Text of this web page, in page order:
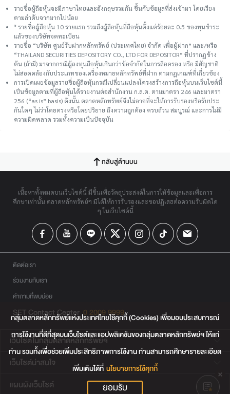
รายชื่อผู้ถือหุ้นจะมีภาษาไทยและอังกฤษรวมกัน ขึ้นกับข้อมูลที่ส่งเข้ามา โดยเรียง
ตามลำดับจากมากไปน้อย
* รายชื่อผู้ถือหุ้น 10 รายแรก รวมถึงผู้ถือหุ้นที่ถือหุ้นตั้งแต่ร้อยละ 0.5 ของทุนชําระ
แล้วของบริษัทจดทะเบียน
รายชื่อ “บริษัท ศูนย์รับฝากหลักทรัพย์ (ประเทศไทย) จำกัด เพื่อผู้ฝาก” และ/หรือ
“THAILAND SECURITIES DEPOSITORY CO., LTD FOR DEPOSITOR” ที่ปรากฏข้าง
ต้น (ถ้ามี) มาจากกรณีผู้ลงทุนถือหุ้นเกินกว่าข้อจำกัดในการถือครอง หรือ มีสัญชาติ
ไม่สอดคล้องกับประเภทของเครื่องหมายหลักทรัพย์ที่ฝาก ตามกฎเกณฑ์ที่เกี่ยวข้อง
การเปิดเผยข้อมูลรายชื่อผู้ถือหุ้นกรณีเปลี่ยนแปลงโครงสร้างการถือหุ้นบนเว็บไซต์นี้
เป็นข้อมูลตามที่ผู้ถือหุ้นได้รายงานต่อสำนักงาน ก.ล.ต. ตามมาตรา 246 และมาตรา
256 (“as is” basis) ดังนั้น ตลาดหลักทรัพย์จึงไม่อาจที่จะให้การรับรองหรือรับประ
กันใดๆ ไม่ว่าโดยตรงหรือโดยปริยาย ถึงความถูกต้อง ครบถ้วน สมบูรณ์ และการไม่มี
ความผิดพลาด รวมทั้งความเป็นปัจจุบัน
กลับสู่ด้านบน
เนื้อหาทั้งหมดบนเว็บไซต์นี้ มีขึ้นเพื่อวัตถุประสงค์ในการให้ข้อมูลและเพื่อการ
ศึกษาเท่านั้น ตลาดหลักทรัพย์ฯ มิได้ให้การรับรองและขอปฏิเสธต่อความรับผิดใด
ๆ ในเว็บไซต์นี้
ติดต่อเรา
ร่วมงานกับเรา
คำถามที่พบบ่อย
SET Contact Center 0 2009 9999
เว็บไซต์ในกลุ่มตลาดหลักทรัพย์ฯ
เว็บไซต์น่าสนใจ
แผนผังเว็บไซต์
กลุ่มตลาดหลักทรัพย์แห่งประเทศไทยใช้คุกกี้ (Cookies) เพื่อมอบประสบการณ์
การใช้งานที่ดีที่สุดบนเว็บไซต์และแอปพลิเคชันของกลุ่มตลาดหลักทรัพย์ฯ ให้แก่
ท่าน รวมทั้งเพื่อช่วยเพิ่มประสิทธิภาพการใช้งาน ท่านสามารถศึกษารายละเอียด
เพิ่มเติมได้ที่ นโยบายการใช้คุกกี้
ยอมรับ